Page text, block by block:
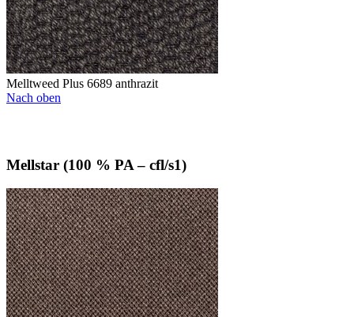
Melltweed Plus 6689 anthrazit
Nach oben
Mellstar (100 % PA – cfl/s1)